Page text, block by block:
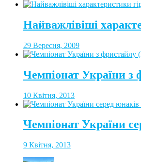
Найважлівіші
29 Вересня, 2009
Чемпіонат України з
10 Квітня, 2013
Чемпіонат України
9 Квітня, 2013